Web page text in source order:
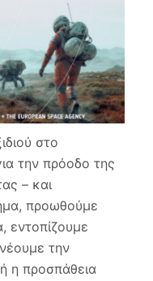
στο
την πρόοδο της
– και
προωθούμε
εντοπίζουμε
την
η προσπάθεια